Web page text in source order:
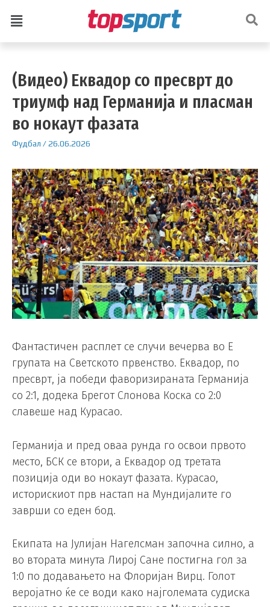
(Видео) Еквадор со пресврт до
триумф над Германија и пласман
во нокаут фазата
Фудбал /26.06.2026
Фантастичен расплет се случи вечерва во Е
групата на Светското првенство. Еквадор, по
пресврт, ја победи фаворизираната Германија
со 2:1, додека Брегот Слонова Коска со 2:0
славеше над Курасао.
Германија и пред оваа рунда го освои првото
место, БСК се втори, а Еквадор од третата
позиција оди во нокаут фазата. Курасао,
историскиот прв настап на Мундијалите го
заврши со еден бод.
Екипата на Јулијан Нагелсман започна силно, а
во втората минута Лирој Сане постигна гол за
1:0 по додавањето на Флоријан Вирц. Голот
веројатно ќе се води како најголемата судиска